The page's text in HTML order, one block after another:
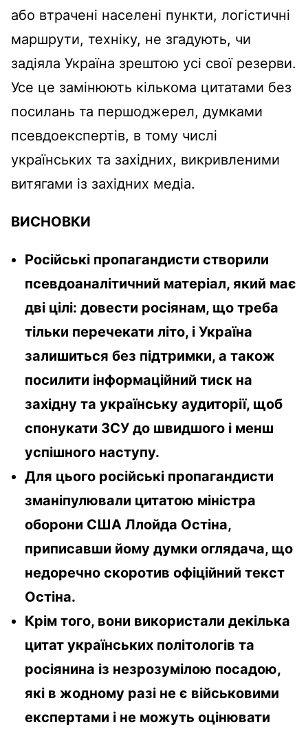
або втрачені населені пункти, логістичні
маршрути, техніку, не згадують, чи
задіяла Україна зрештою усі свої резерви.
Усе це замінюють кількома цитатами без
посилань та першоджерел, думками
псевдоекспертів, в тому числі
українських та західних, викривленими
витягами із західних медіа.
ВИСНОВКИ
Російські пропагандисти створили
псевдоаналітичний матеріал, який має
дві цілі: довести росіянам, що треба
тільки перечекати літо, і Україна
залишиться без підтримки, а також
посилити інформаційний тиск на
західну та українську аудиторії, щоб
спонукати ЗСУ до швидшого і менш
успішного наступу.
Для цього російські пропагандисти
зманіпулювали цитатою міністра
оборони США Ллойда Остіна,
приписавши йому думки оглядача, що
недоречно скоротив офіційний текст
Остіна.
Крім того, вони використали декілька
цитат українських політологів та
росіянина із незрозумілою посадою,
які в жодному разі не є військовими
експертами і не можуть оцінювати